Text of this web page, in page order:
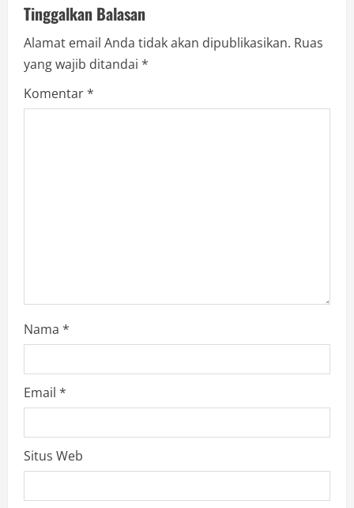
v
i
g
a
Tinggalkan Balasan
Alamat email Anda tidak akan dipublikasikan. Ruas
yang wajib ditandai *
Komentar*
Nama *
Email *
Situs Web